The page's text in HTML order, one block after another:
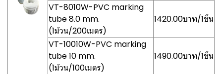
VT-8010W-PVC marking
tube 8.0 mm.
(1ม้วน/200เมตร)
1420.00บาท/1ชิ้น
VT-10010W-PVC marking
tube 10 mm.
(1ม้วน/100เมตร)
1490.00บาท/1ชิ้น